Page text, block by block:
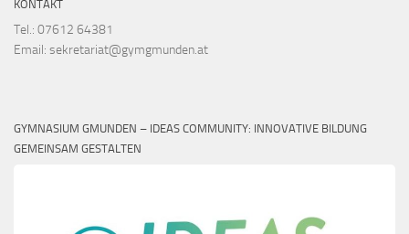
KONTAKT
Tel.: 07612 64381
Email: sekretariat@gymgmunden.at
GYMNASIUM GMUNDEN – IDEAS COMMUNITY: INNOVATIVE BILDUNG
GEMEINSAM GESTALTEN